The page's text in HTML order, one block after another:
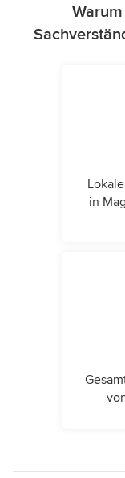
in